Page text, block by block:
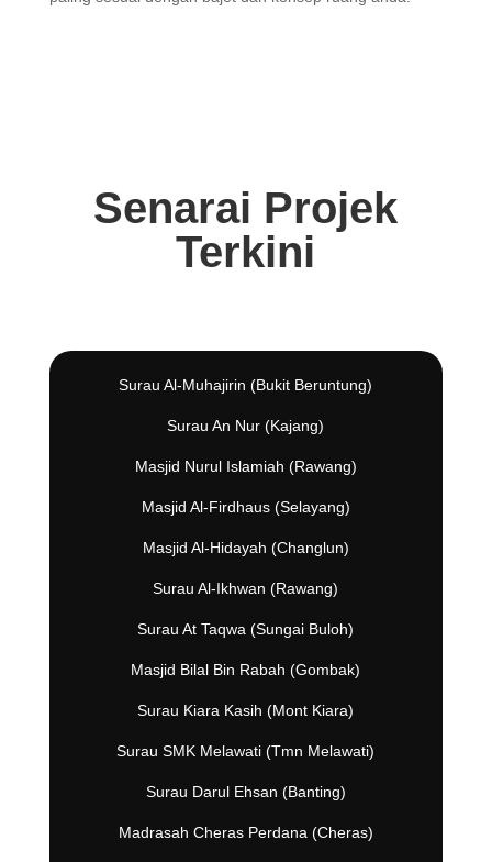
Senarai Projek
Terkini
Surau Al-Muhajirin (Bukit Beruntung)
Surau An Nur (Kajang)
Masjid Nurul Islamiah (Rawang)
Masjid Al-Firdhaus (Selayang)
Masjid Al-Hidayah (Changlun)
Surau Al-Ikhwan (Rawang)
Surau At Taqwa (Sungai Buloh)
Masjid Bilal Bin Rabah (Gombak)
Surau Kiara Kasih (Mont Kiara)
Surau SMK Melawati (Tmn Melawati)
Surau Darul Ehsan (Banting)
Madrasah Cheras Perdana (Cheras)